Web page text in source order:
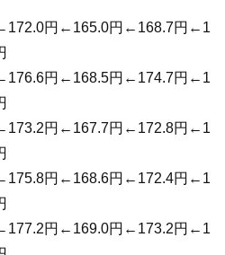
円←165.0円←168.7円←1
円←168.5円←174.7円←1
円←167.7円←172.8円←1
円←168.6円←172.4円←1
円←169.0円←173.2円←1